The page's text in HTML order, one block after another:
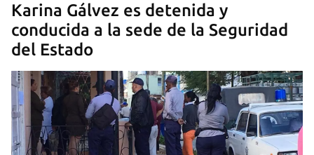
Karina Gálvez es detenida y
conducida a la sede de la Seguridad
del Estado